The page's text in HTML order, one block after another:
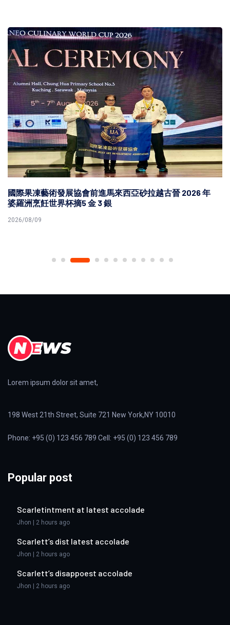
國際果凍藝術發展協會前進馬來西亞砂拉越古晉 2026 年
婆羅洲烹飪世界杯摘5 金 3 銀
2026/08/09
Lorem ipsum dolor sit amet,
198 West 21th Street, Suite 721 New York,NY 10010
Phone: +95 (0) 123 456 789 Cell: +95 (0) 123 456 789
Popular post
Scarletintment at latest accolade
Jhon | 2 hours ago
Scarlett’s dist latest accolade
Jhon | 2 hours ago
Scarlett’s disappoest accolade
Jhon | 2 hours ago